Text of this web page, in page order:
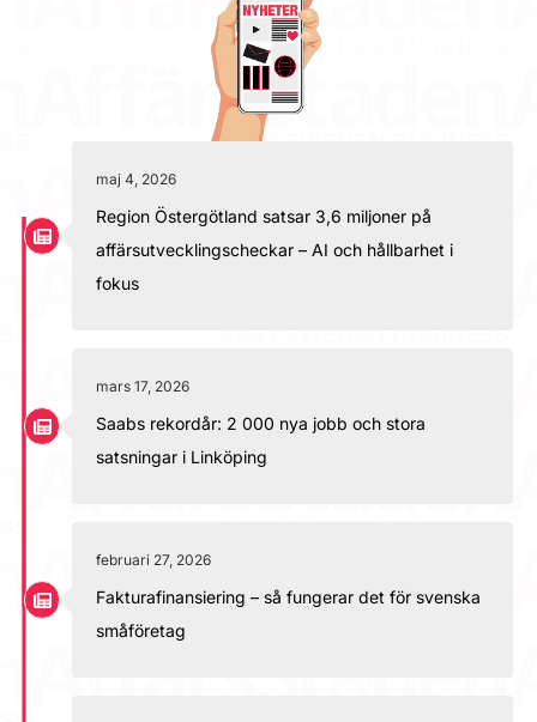
maj 4, 2026
Region Östergötland satsar 3,6 miljoner på
affärsutvecklingscheckar – AI och hållbarhet i
fokus
mars 17, 2026
Saabs rekordår: 2 000 nya jobb och stora
satsningar i Linköping
februari 27, 2026
Fakturafinansiering – så fungerar det för svenska
småföretag